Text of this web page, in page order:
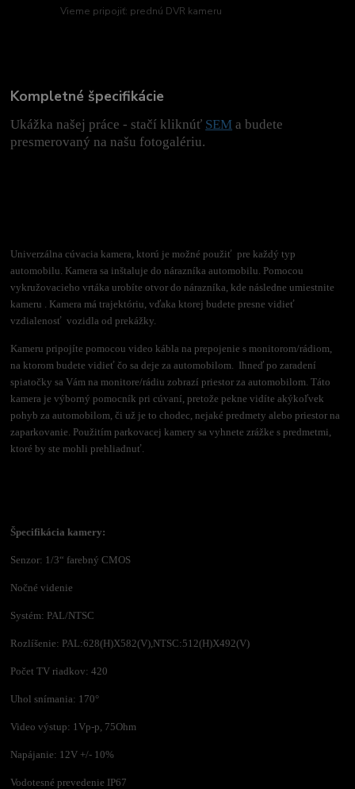
Vieme pripojiť: prednú DVR kameru
Kompletné špecifikácie
Ukážka našej práce - stačí kliknúť SEM a budete
presmerovaný na našu fotogalériu.
Univerzálna cúvacia kamera, ktorú je možné použiť pre každý typ
automobilu. Kamera sa inštaluje do nárazníka automobilu. Pomocou
vykružovacieho vrtáka urobíte otvor do nárazníka, kde následne umiestnite
kameru . Kamera má trajektóriu, vďaka ktorej budete presne vidieť
vzdialenosť vozidla od prekážky.
Kameru pripojíte pomocou video kábla na prepojenie s monitorom/rádiom,
na ktorom budete vidieť čo sa deje za automobilom. Ihneď po zaradení
spiatočky sa Vám na monitore/rádiu zobrazí priestor za automobilom. Táto
kamera je výborný pomocník pri cúvaní, pretože pekne vidíte akýkoľvek
pohyb za automobilom, či už je to chodec, nejaké predmety alebo priestor na
zaparkovanie. Použitím parkovacej kamery sa vyhnete zrážke s predmetmi,
ktoré by ste mohli prehliadnuť.
Špecifikácia kamery:
Senzor: 1/3“ farebný CMOS
Nočné videnie
Systém: PAL/NTSC
Rozlíšenie: PAL:628(H)X582(V),NTSC:512(H)X492(V)
Počet TV riadkov: 420
Uhol snímania: 170°
Video výstup: 1Vp-p, 75Ohm
Napájanie: 12V +/- 10%
Vodotesné prevedenie IP67